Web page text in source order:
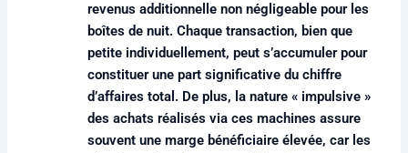
revenus additionnelle non négligeable pour les
boîtes de nuit. Chaque transaction, bien que
petite individuellement, peut s’accumuler pour
constituer une part significative du chiffre
d’affaires total. De plus, la nature « impulsive »
des achats réalisés via ces machines assure
souvent une marge bénéficiaire élevée, car les